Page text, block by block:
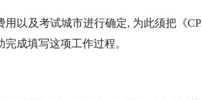
用以及考试城市进行确定, 为此须把《
成填写这项工作过程。